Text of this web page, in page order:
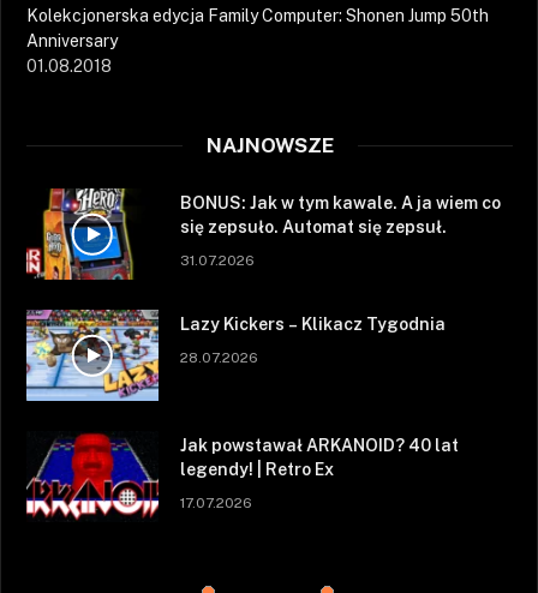
Kolekcjonerska edycja Family Computer: Shonen Jump 50th
Anniversary
01.08.2018
NAJNOWSZE
BONUS: Jak w tym kawale. A ja wiem co
się zepsuło. Automat się zepsuł.
31.07.2026
Lazy Kickers – Klikacz Tygodnia
28.07.2026
Jak powstawał ARKANOID? 40 lat
legendy! | Retro Ex
17.07.2026